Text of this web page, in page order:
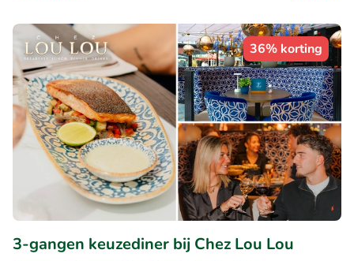
36% korting
3-gangen keuzediner bij Chez Lou Lou